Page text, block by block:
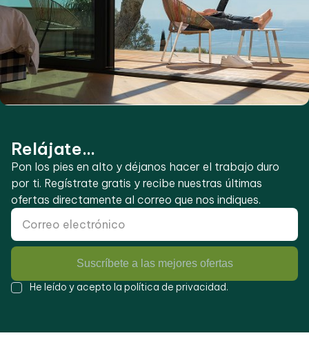
Relájate...
Pon los pies en alto y déjanos hacer el trabajo duro
por ti. Regístrate gratis y recibe nuestras últimas
ofertas directamente al correo que nos indiques.
Suscríbete a las mejores ofertas
He leído y acepto la política de privacidad.